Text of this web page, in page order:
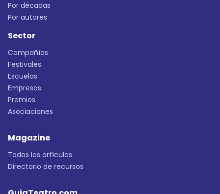
Por décadas
Por autores
Sector
Compañías
Festivales
Escuelas
Empresas
Premios
Asociaciones
Magazine
Todos los artículos
Directorio de recursos